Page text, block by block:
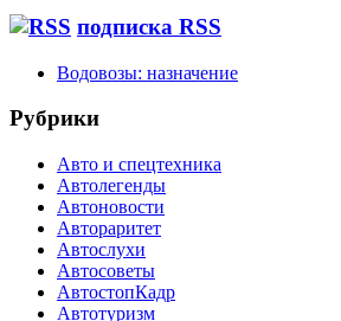
подписка RSS
Водовозы: назначение
Рубрики
Авто и спецтехника
Автолегенды
Автоновости
Автораритет
Автослухи
Автосоветы
АвтостопКадр
Автотуризм